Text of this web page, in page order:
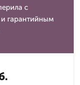
с
гарантийным